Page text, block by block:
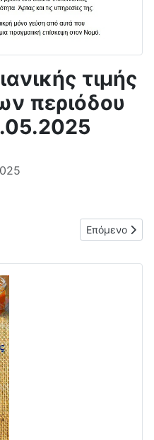
τιμής
περιόδου
λιανικής τιμής υγρών
Επόμενο
Επόμενο